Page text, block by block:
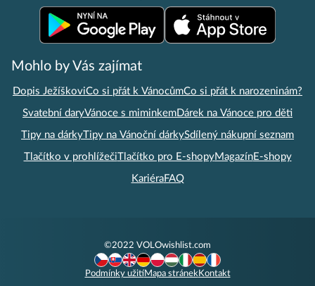
Mohlo by Vás zajímat
Dopis JežíškoviCo si přát k VánocůmCo si přát k narozeninám?
Svatební daryVánoce s miminkemDárek na Vánoce pro děti
Tipy na dárkyTipy na Vánoční dárkySdílený nákupní seznam
Tlačítko v prohlížečiTlačítko pro E-shopyMagazínE-shopy
KariéraFAQ
©2022 VOLOwishlist.com
Podmínky užitíMapa stránek Kontakt